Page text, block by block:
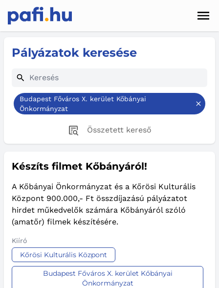
Kapcsolat
Pályázatok keresése
Budapest Főváros X. kerület Kőbányai
Önkormányzat
Összetett kereső
Készíts filmet Kőbányáról!
A Kőbányai Önkormányzat és a Kőrösi Kulturális
Központ 900.000,- Ft összdíjazású pályázatot
hirdet műkedvelők számára Kőbányáról szóló
(amatőr) filmek készítésére.
Kiíró
Kőrösi Kulturális Központ
Budapest Főváros X. kerület Kőbányai
Önkormányzat